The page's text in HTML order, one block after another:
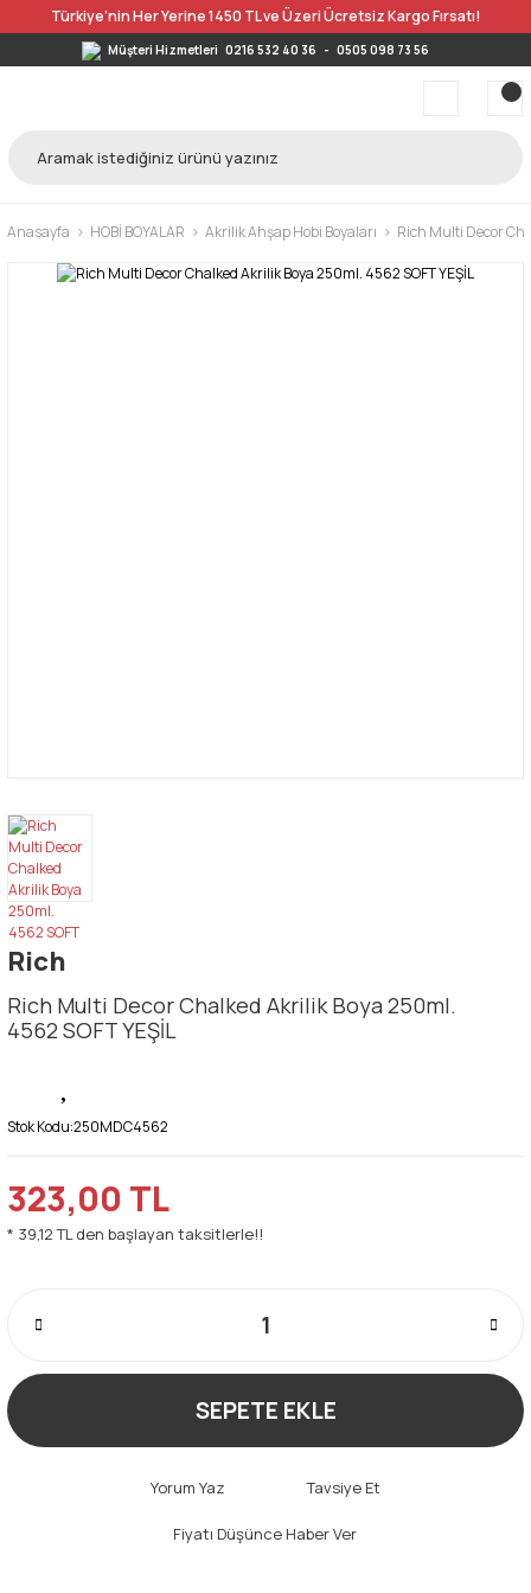
Türkiye’nin Her Yerine 1450 TL ve Üzeri Ücretsiz Kargo Fırsatı!
Müşteri Hizmetleri 0216 532 40 36 - 0505 098 73 56
Anasayfa HOBİ BOYALAR Akrilik Ahşap Hobi Boyaları Rich Multi Decor
Rich
Rich Multi Decor Chalked Akrilik Boya 250ml.
4562 SOFT YEŞİL
Stok Kodu:250MDC4562
323,00 TL
* 39,12 TL den başlayan taksitlerle!!
SEPETE EKLE
Yorum Yaz Tavsiye Et
Fiyatı Düşünce Haber Ver